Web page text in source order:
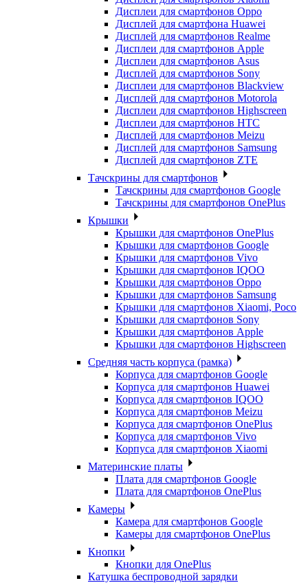
Дисплеи для смартфонов Oppo
Дисплей для смартфона Huawei
Дисплей для смартфонов Realme
Дисплеи для смартфонов Apple
Дисплеи для смартфонов Asus
Дисплей для смартфонов Sony
Дисплеи для смартфонов Blackview
Дисплей для смартфонов Motorola
Дисплеи для смартфонов Highscreen
Дисплеи для смартфонов HTC
Дисплей для смартфонов Meizu
Дисплей для смартфонов Samsung
Дисплей для смартфонов ZTE
Тачскрины для смартфонов
Тачскрины для смартфонов Google
Тачскрины для смартфонов OnePlus
Крышки
Крышки для смартфонов OnePlus
Крышки для смартфонов Google
Крышки для смартфонов Vivo
Крышки для смартфонов IQOO
Крышки для смартфонов Oppo
Крышки для смартфонов Samsung
Крышки для смартфонов Xiaomi, Poco
Крышки для смартфонов Sony
Крышки для смартфонов Apple
Крышки для смартфонов Highscreen
Средняя часть корпуса (рамка)
Корпуса для смартфонов Google
Корпуса для смартфонов Huawei
Корпуса для смартфонов IQOO
Корпуса для смартфонов Meizu
Корпуса для смартфонов OnePlus
Корпуса для смартфонов Vivo
Корпуса для смартфонов Xiaomi
Материнские платы
Плата для смартфонов Google
Плата для смартфонов OnePlus
Камеры
Камера для смартфонов Google
Камеры для смартфонов OnePlus
Кнопки
Кнопки для OnePlus
Катушка беспроводной зарядки